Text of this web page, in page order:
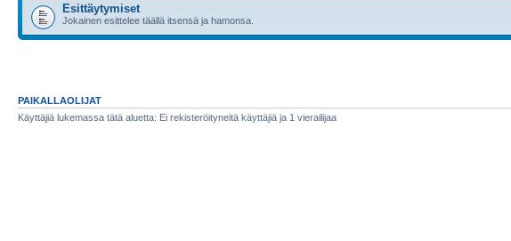
Esittäytymiset
Jokainen esittelee täällä itsensä ja hamonsa.
PAIKALLAOLIJAT
Käyttäjiä lukemassa tätä aluetta: Ei rekisteröityneitä käyttäjiä ja 1 vierailijaa